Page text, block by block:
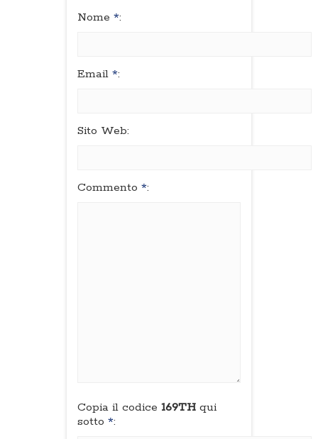
Nome *:
Email *:
Sito Web:
Commento *:
Copia il codice 169TH qui
sotto *: